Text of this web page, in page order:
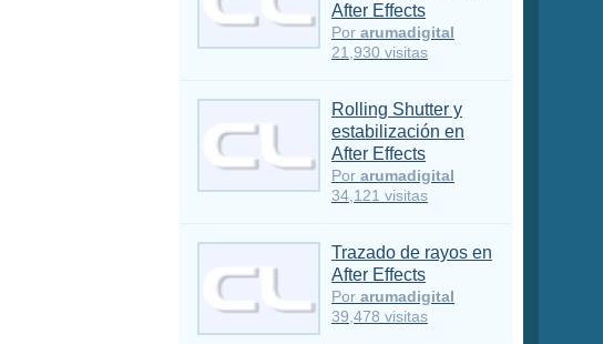
After Effects
Por arumadigital
21,930 visitas
Rolling Shutter y
estabilización en
After Effects
Por arumadigital
34,121 visitas
Trazado de rayos en
After Effects
Por arumadigital
39,478 visitas